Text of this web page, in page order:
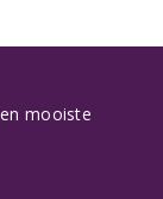
mooiste